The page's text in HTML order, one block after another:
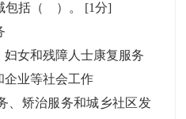
包括（ ）。 [1分]
妇女和残障人士康复服务
企业等社会工作
、矫治服务和城乡社区发